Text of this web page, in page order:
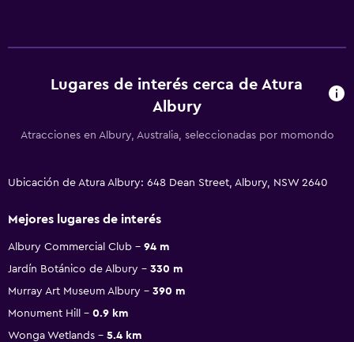
Lugares de interés cerca de Atura
Albury
Atracciones en Albury, Australia, seleccionadas por momondo
Ubicación de Atura Albury: 648 Dean Street, Albury, NSW 2640
Mejores lugares de interés
Albury Commercial Club
94 m
Jardín Botánico de Albury
330 m
Murray Art Museum Albury
390 m
Monument Hill
0.9 km
Wonga Wetlands
5.4 km